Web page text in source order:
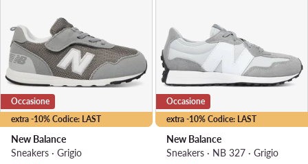
extra -10% Codice: LAST
Occasione
New Balance
Sneakers · Grigio
extra -10% Codice: LAST
Occasione
New Balance
Sneakers · NB 327 · Grigio